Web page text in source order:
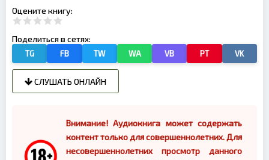
Оцените книгу:
Поделиться в сетях:
TG FB TW WA VB PT VK
СЛУШАТЬ ОНЛАЙН
Внимание! Аудиокнига может содержать
контент только для совершеннолетних. Для
несовершеннолетних просмотр данного